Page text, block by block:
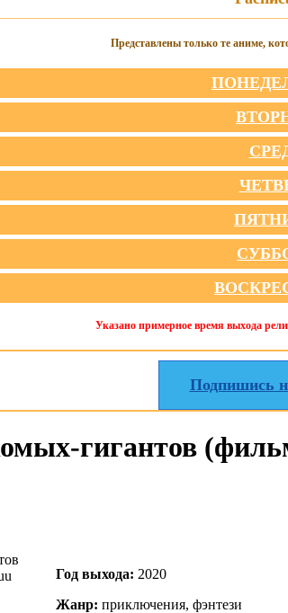
Представлены только те аниме,
Указано примерное время выхода
Подпишись
гигантов
Год выхода: 2020
Жанр: приключения, фэнтези